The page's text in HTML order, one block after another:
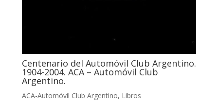
Centenario del Automóvil Club Argentino.
1904-2004. ACA – Automóvil Club
Argentino.
ACA-Automóvil Club Argentino, Libros